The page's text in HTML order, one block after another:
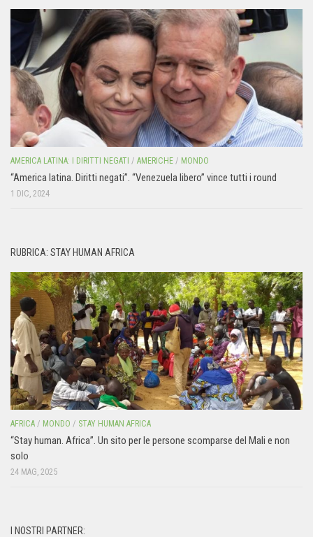
AMERICA LATINA: I DIRITTI NEGATI / AMERICHE / MONDO
“America latina. Diritti negati”. “Venezuela libero” vince tutti i round
1 DIC, 2024
RUBRICA: STAY HUMAN AFRICA
AFRICA / MONDO / STAY HUMAN AFRICA
“Stay human. Africa”. Un sito per le persone scomparse del Mali e non
solo
24 MAG, 2025
I NOSTRI PARTNER: